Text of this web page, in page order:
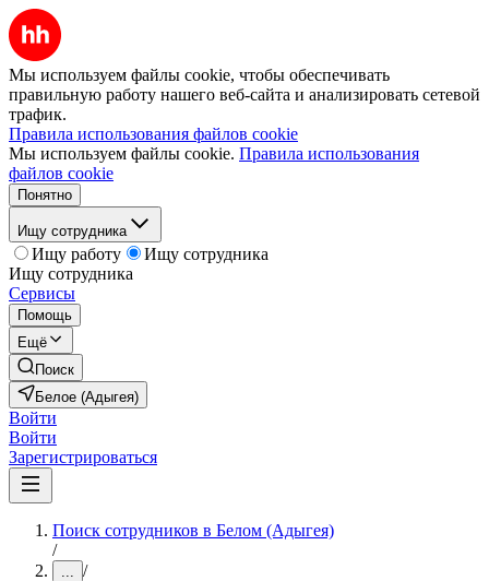
Мы используем файлы cookie, чтобы обеспечивать
правильную работу нашего веб-сайта и анализировать сетевой
трафик.
Правила использования файлов cookie
Мы используем файлы cookie. Правила использования
файлов cookie
Понятно
Ищу сотрудника
Ищу работу
Ищу сотрудника
Ищу сотрудника
Сервисы
Помощь
Ещё
Поиск
Белое (Адыгея)
Войти
Войти
Зарегистрироваться
Поиск сотрудников в Белом (Адыгея)
/
... /